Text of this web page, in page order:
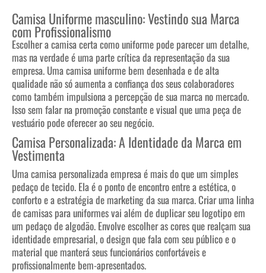
Camisa Uniforme masculino: Vestindo sua Marca
com Profissionalismo
Escolher a camisa certa como uniforme pode parecer um detalhe,
mas na verdade é uma parte crítica da representação da sua
empresa. Uma camisa uniforme bem desenhada e de alta
qualidade não só aumenta a confiança dos seus colaboradores
como também impulsiona a percepção de sua marca no mercado.
Isso sem falar na promoção constante e visual que uma peça de
vestuário pode oferecer ao seu negócio.
Camisa Personalizada: A Identidade da Marca em
Vestimenta
Uma camisa personalizada empresa é mais do que um simples
pedaço de tecido. Ela é o ponto de encontro entre a estética, o
conforto e a estratégia de marketing da sua marca. Criar uma linha
de camisas para uniformes vai além de duplicar seu logotipo em
um pedaço de algodão. Envolve escolher as cores que realçam sua
identidade empresarial, o design que fala com seu público e o
material que manterá seus funcionários confortáveis e
profissionalmente bem-apresentados.